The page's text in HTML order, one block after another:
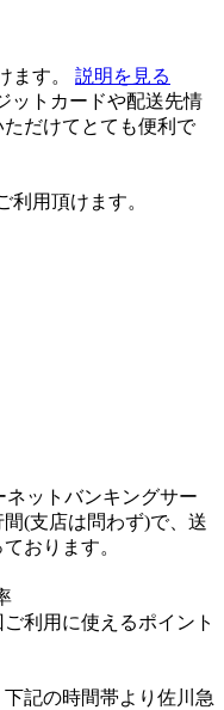
ます。 説明を見る
ットカードや配送先情
だけてとても便利で
利用頂けます。
ットバンキングサー
(支店は問わず)で、送
おります。
利用に使えるポイント
記の時間帯より佐川急